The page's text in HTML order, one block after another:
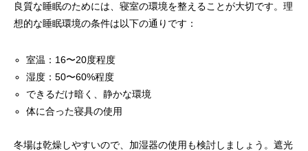
良質な睡眠のためには、寝室の環境を整えることが大切です。理
想的な睡眠環境の条件は以下の通りです：
室温：16〜20度程度
湿度：50〜60%程度
できるだけ暗く、静かな環境
体に合った寝具の使用
冬場は乾燥しやすいので、加湿器の使用も検討しましょう。遮光